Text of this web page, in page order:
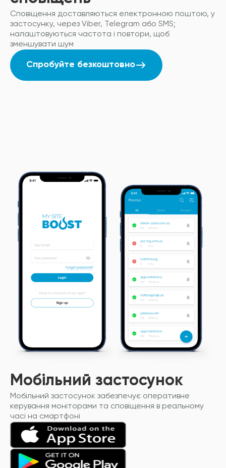
Сповіщення доставляються електронною поштою, у
застосунку, через Viber, Telegram або SMS;
налаштовуються частота і повтори, щоб
зменшувати шум
Спробуйте безкоштовно
Мобільний застосунок
Мобільний застосунок забезпечує оперативне
керування моніторами та сповіщення в реальному
часі на смартфоні